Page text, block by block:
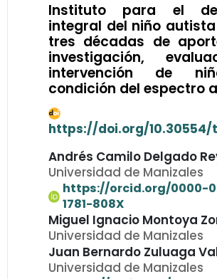
Instituto para el
integral del niño autista
tres décadas de
investigación,
intervención de
condición del espectro
https://doi.org/10.30554/
Andrés Camilo Delgado
Universidad de Manizales
https://orcid.org/0000-
1781-808X
Miguel Ignacio Montoya
Universidad de Manizales
Juan Bernardo Zuluaga
Universidad de Manizales